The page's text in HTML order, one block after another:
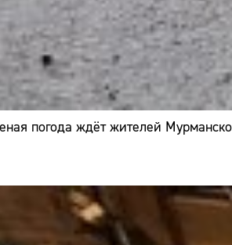
погода ждёт жителей